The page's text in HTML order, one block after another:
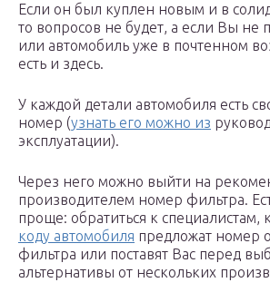
Если он был куплен новым и в
то вопросов не будет, а если Вы не
или автомобиль уже в почтенном
есть и здесь.
У каждой детали автомобиля есть
номер (узнать его можно из
эксплуатации).
Через него можно выйти на
производителем номер фильтра.
проще: обратиться к специалистам,
коду автомобиля предложат номер
фильтра или поставят Вас перед
альтернативы от нескольких